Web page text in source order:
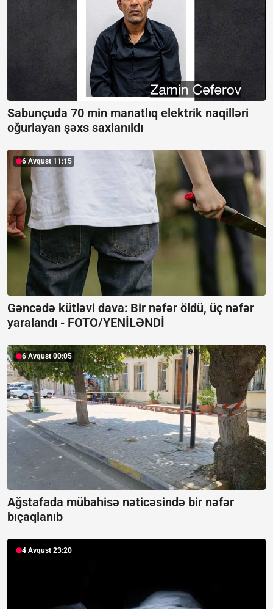
Sabunçuda 70 min manatlıq elektrik naqilləri
oğurlayan şəxs saxlanıldı
6 Avqust 11:15
Gəncədə kütləvi dava: Bir nəfər öldü, üç nəfər
yaralandı - FOTO/YENİLƏNDİ
6 Avqust 00:05
Ağstafada mübahisə nəticəsində bir nəfər
bıçaqlanıb
4 Avqust 23:20